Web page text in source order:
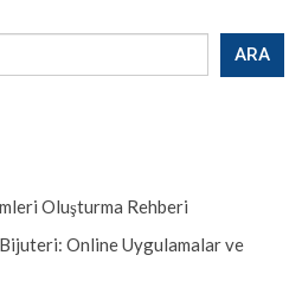
ARA
Oluşturma Rehberi
Online Uygulamalar ve